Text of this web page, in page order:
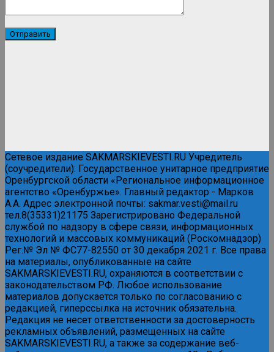
Сетевое издание SAKMARSKIEVESTI.RU Учредитель
(соучредители): Государственное унитарное предприятие
Оренбургской области «Региональное информационное
агентство «Оренбуржье». Главный редактор - Марков
А.А. Адрес электронной почты: sakmar.vesti@mail.ru
тел.8(35331)21175 Зарегистрировано Федеральной
службой по надзору в сфере связи, информационных
технологий и массовых коммуникаций (Роскомнадзор)
Рег.№ Эл № ФС77-82550 от 30 декабря 2021 г. Все права
на материалы, опубликованные на сайте
SAKMARSKIEVESTI.RU, охраняются в соответствии с
законодательством РФ. Любое использование
материалов допускается только по согласованию с
редакцией, гиперссылка на источник обязательна.
Редакция не несет ответственности за достоверность
рекламных объявлений, размещенных на сайте
SAKMARSKIEVESTI.RU, а также за содержание веб-